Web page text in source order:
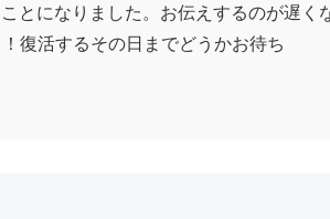
とになりました。お伝えするのが遅く
復活するその日までどうかお待ち